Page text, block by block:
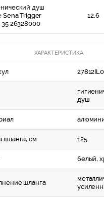
душ
Sena Trigger
35 26328000
12.6
ХАРАКТЕРИСТИКА
27812IL0
душ
шланга, см 125
белый,
шланга